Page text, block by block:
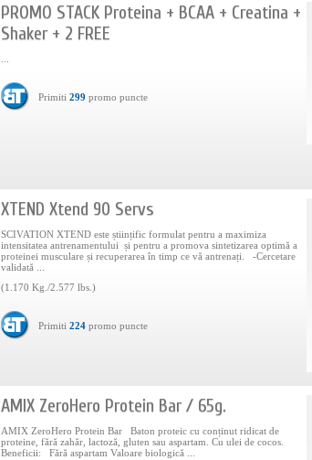
PROMO STACK Proteina + BCAA + Creatina +
Shaker + 2 FREE
Primiti 299 promo puncte
XTEND Xtend 90 Servs
SCIVATION XTEND este științific formulat pentru a maximiza
intensitatea antrenamentului și pentru a promova sintetizarea optimă a
proteinei musculare și recuperarea în timp ce vă antrenați. -Cercetare
validată ...
(1.170 Kg./2.577 lbs.)
Primiti 224 promo puncte
AMIX ZeroHero Protein Bar / 65g.
AMIX ZeroHero Protein Bar Baton proteic cu conținut ridicat de
proteine, fără zahăr, lactoză, gluten sau aspartam. Cu ulei de cocos.
Beneficii: Fără aspartam Valoare biologică ...